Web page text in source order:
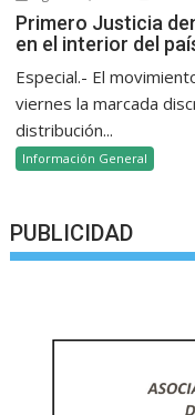
Primero Justicia
en el interior del
Especial.- El
viernes la marcada
distribución...
Información General
PUBLICIDAD